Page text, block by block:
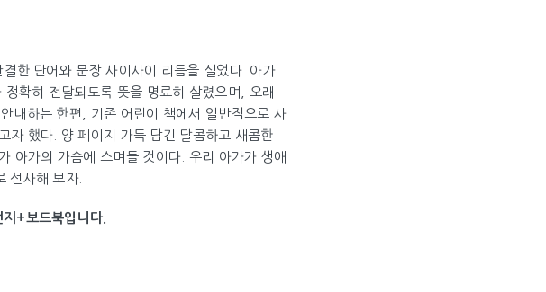
한 단어와 문장 사이사이 리듬을 실었다. 아가
확히 전달되도록 뜻을 명료히 살렸으며, 오래
내하는 한편, 기존 어린이 책에서 일반적으로 사
자 했다. 양 페이지 가득 담긴 달콤하고 새콤한
아가의 가슴에 스며들 것이다. 우리 아가가 생애
선사해 보자.
+보드북입니다.